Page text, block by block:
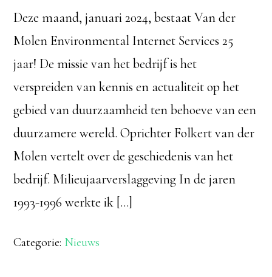
Deze maand, januari 2024, bestaat Van der
Molen Environmental Internet Services 25
jaar! De missie van het bedrijf is het
verspreiden van kennis en actualiteit op het
gebied van duurzaamheid ten behoeve van een
duurzamere wereld. Oprichter Folkert van der
Molen vertelt over de geschiedenis van het
bedrijf. Milieujaarverslaggeving In de jaren
1993-1996 werkte ik […]
Categorie: Nieuws